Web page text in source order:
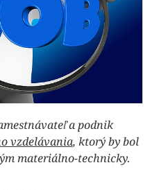
a podnik
vzdelávania, ktorý by bol
materiálno-technicky.